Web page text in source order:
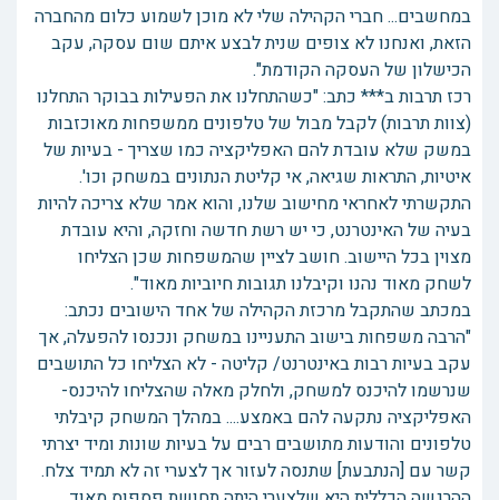
במחשבים... חברי הקהילה שלי לא מוכן לשמוע כלום מהחברה
הזאת, ואנחנו לא צופים שנית לבצע איתם שום עסקה, עקב
הכישלון של העסקה הקודמת".
רכז תרבות ב*** כתב: "כשהתחלנו את הפעילות בבוקר התחלנו
(צוות תרבות) לקבל מבול של טלפונים ממשפחות מאוכזבות
במשק שלא עובדת להם האפליקציה כמו שצריך - בעיות של
איטיות, התראות שגיאה, אי קליטת הנתונים במשחק וכו'.
התקשרתי לאחראי מחישוב שלנו, והוא אמר שלא צריכה להיות
בעיה של האינטרנט, כי יש רשת חדשה וחזקה, והיא עובדת
מצוין בכל היישוב. חושב לציין שהמשפחות שכן הצליחו
לשחק מאוד נהנו וקיבלנו תגובות חיוביות מאוד".
במכתב שהתקבל מרכזת הקהילה של אחד הישובים נכתב:
"הרבה משפחות בישוב התעניינו במשחק ונכנסו להפעלה, אך
עקב בעיות רבות באינטרנט/ קליטה - לא הצליחו כל התושבים
שנרשמו להיכנס למשחק, ולחלק מאלה שהצליחו להיכנס-
האפליקציה נתקעה להם באמצע.... במהלך המשחק קיבלתי
טלפונים והודעות מתושבים רבים על בעיות שונות ומיד יצרתי
קשר עם [הנתבעת] שתנסה לעזור אך לצערי זה לא תמיד צלח.